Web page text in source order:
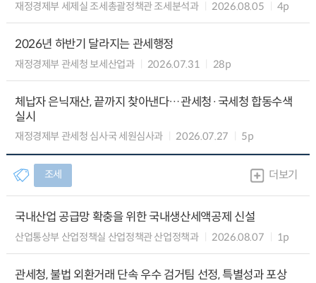
재정경제부 세제실 조세총괄정책관 조세분석과 2026.08.05 4p
2026년 하반기 달라지는 관세행정
재정경제부 관세청 보세산업과 2026.07.31 28p
체납자 은닉재산, 끝까지 찾아낸다…관세청·국세청 합동수색
실시
재정경제부 관세청 심사국 세원심사과 2026.07.27 5p
조세 더보기
국내산업 공급망 확충을 위한 국내생산세액공제 신설
산업통상부 산업정책실 산업정책관 산업정책과 2026.08.07 1p
관세청, 불법 외환거래 단속 우수 검거팀 선정, 특별성과 포상